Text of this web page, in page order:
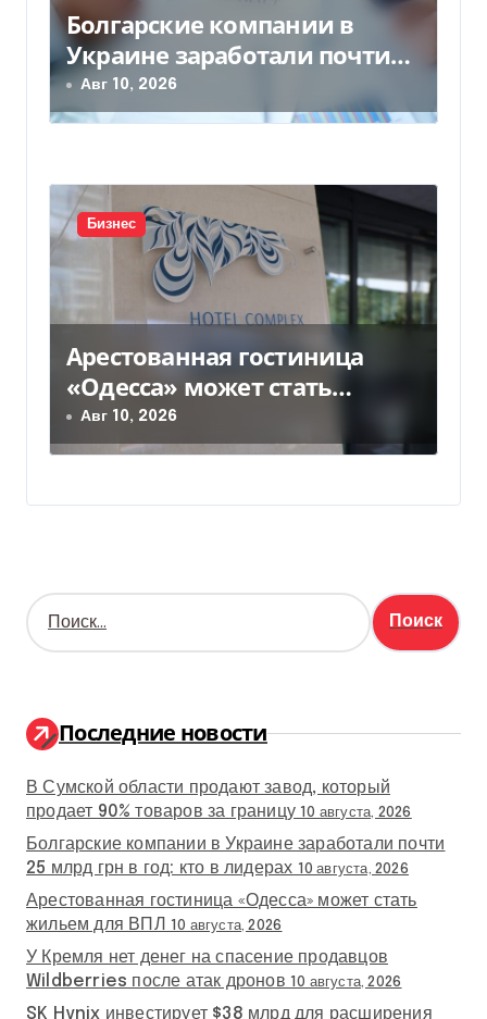
Болгарские компании в
Украине заработали почти
25 млрд грн в год: кто в
лидерах
Авг 10, 2026
Бизнес
Арестованная гостиница
«Одесса» может стать
жильем для ВПЛ
Авг 10, 2026
Н
а
:
Последние новости
В Сумской области продают завод, который
продает 90% товаров за границу 10 августа, 2026
Болгарские компании в Украине заработали почти
25 млрд грн в год: кто в лидерах 10 августа, 2026
Арестованная гостиница «Одесса» может стать
жильем для ВПЛ
10 августа, 2026
У Кремля нет денег на спасение продавцов
Wildberries после атак дронов 10 августа, 2026
SK Hynix инвестирует $38 млрд для расширения